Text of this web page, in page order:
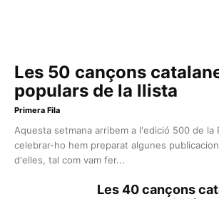
Les 50 cançons
populars de la llista
Primera Fila
Aquesta setmana arribem a l'edició 500 de la
celebrar-ho hem preparat algunes
d'elles, tal com vam fer...
Les 40 cançons